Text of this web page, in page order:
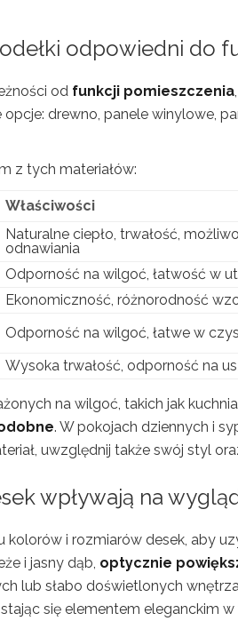
odpowiedni do
od funkcji pomieszczenia
drewno, panele winylowe,
z tych materiałów:
Właściwości
Naturalne ciepło, trwałość,
odnawiania
Odporność na wilgoć, łatwość w
Ekonomiczność, różnorodność
Odporność na wilgoć, łatwe w
Wysoka trwałość, odporność na
na wilgoć, takich jak
. W pokojach dziennych i
uwzględnij także swój styl
wpływają na
kolorów i rozmiarów desek, aby
i jasny dąb, optycznie
lub słabo doświetlonych
się elementem eleganckim